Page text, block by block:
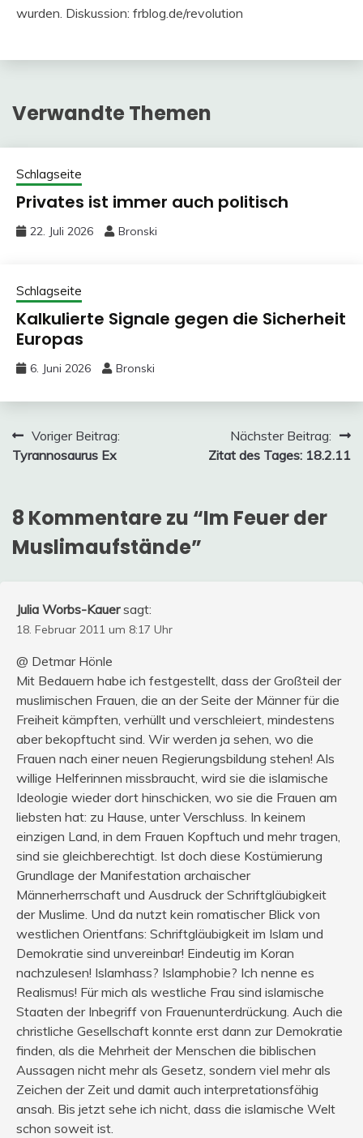
wurden. Diskussion: frblog.de/revolution
Verwandte Themen
Schlagseite
Privates ist immer auch politisch
22. Juli 2026 Bronski
Schlagseite
Kalkulierte Signale gegen die Sicherheit
Europas
6. Juni 2026 Bronski
Beitragsnavigation
Voriger Beitrag:
Tyrannosaurus Ex
Nächster Beitrag:
Zitat des Tages: 18.2.11
8 Kommentare zu “Im Feuer der
Muslimaufstände”
Julia Worbs-Kauer sagt:
18. Februar 2011 um 8:17 Uhr
@ Detmar Hönle
Mit Bedauern habe ich festgestellt, dass der Großteil der
muslimischen Frauen, die an der Seite der Männer für die
Freiheit kämpften, verhüllt und verschleiert, mindestens
aber bekopftucht sind. Wir werden ja sehen, wo die
Frauen nach einer neuen Regierungsbildung stehen! Als
willige Helferinnen missbraucht, wird sie die islamische
Ideologie wieder dort hinschicken, wo sie die Frauen am
liebsten hat: zu Hause, unter Verschluss. In keinem
einzigen Land, in dem Frauen Kopftuch und mehr tragen,
sind sie gleichberechtigt. Ist doch diese Kostümierung
Grundlage der Manifestation archaischer
Männerherrschaft und Ausdruck der Schriftgläubigkeit
der Muslime. Und da nutzt kein romatischer Blick von
westlichen Orientfans: Schriftgläubigkeit im Islam und
Demokratie sind unvereinbar! Eindeutig im Koran
nachzulesen! Islamhass? Islamphobie? Ich nenne es
Realismus! Für mich als westliche Frau sind islamische
Staaten der Inbegriff von Frauenunterdrückung. Auch die
christliche Gesellschaft konnte erst dann zur Demokratie
finden, als die Mehrheit der Menschen die biblischen
Aussagen nicht mehr als Gesetz, sondern viel mehr als
Zeichen der Zeit und damit auch interpretationsfähig
ansah. Bis jetzt sehe ich nicht, dass die islamische Welt
schon soweit ist.